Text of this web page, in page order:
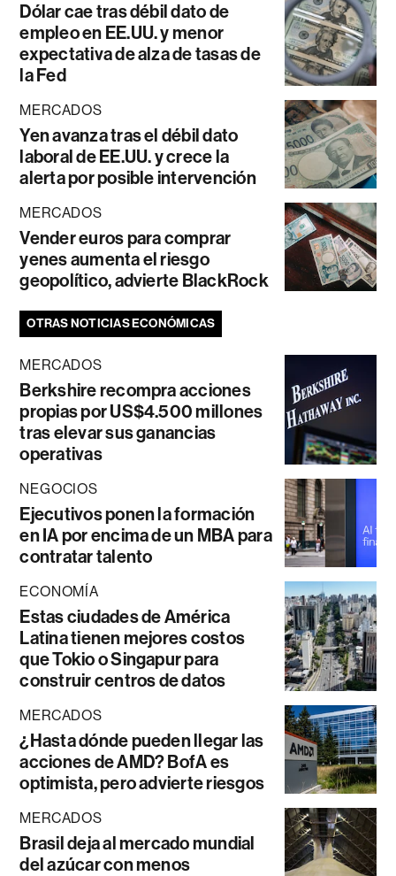
Dólar cae tras débil dato de
empleo en EE.UU. y menor
expectativa de alza de tasas de
la Fed
MERCADOS
Yen avanza tras el débil dato
laboral de EE.UU. y crece la
alerta por posible intervención
MERCADOS
Vender euros para comprar
yenes aumenta el riesgo
geopolítico, advierte BlackRock
OTRAS NOTICIAS ECONÓMICAS
MERCADOS
Berkshire recompra acciones
propias por US$4.500 millones
tras elevar sus ganancias
operativas
NEGOCIOS
Ejecutivos ponen la formación
en IA por encima de un MBA para
contratar talento
ECONOMÍA
Estas ciudades de América
Latina tienen mejores costos
que Tokio o Singapur para
construir centros de datos
MERCADOS
¿Hasta dónde pueden llegar las
acciones de AMD? BofA es
optimista, pero advierte riesgos
MERCADOS
Brasil deja al mercado mundial
del azúcar con menos